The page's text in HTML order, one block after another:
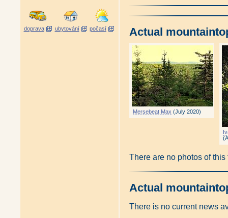
doprava ubytování počasí Actual
Mersebeat Max (July 2020)
There are no photos of
Actual
There is no current news